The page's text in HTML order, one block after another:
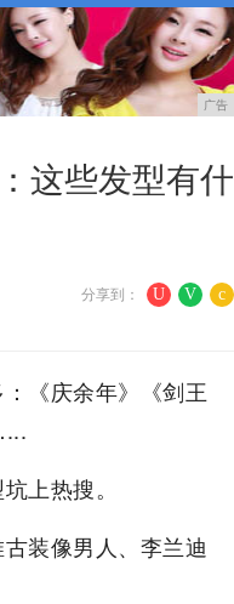
广告
这些发型有什
U V c
分享到：
《庆余年》《剑王
上热搜。
装像男人、李兰迪